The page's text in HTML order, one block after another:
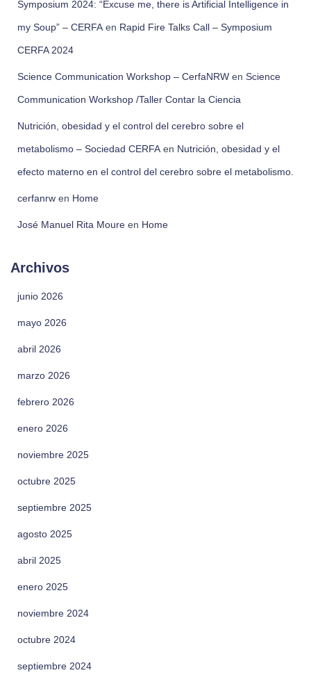
Symposium 2024: “Excuse me, there is Artificial Intelligence in
my Soup” – CERFA en Rapid Fire Talks Call – Symposium
CERFA 2024
Science Communication Workshop – CerfaNRW en Science
Communication Workshop /Taller Contar la Ciencia
Nutrición, obesidad y el control del cerebro sobre el
metabolismo – Sociedad CERFA en Nutrición, obesidad y el
efecto materno en el control del cerebro sobre el metabolismo.
cerfanrw en Home
José Manuel Rita Moure en Home
Archivos
junio 2026
mayo 2026
abril 2026
marzo 2026
febrero 2026
enero 2026
noviembre 2025
octubre 2025
septiembre 2025
agosto 2025
abril 2025
enero 2025
noviembre 2024
octubre 2024
septiembre 2024